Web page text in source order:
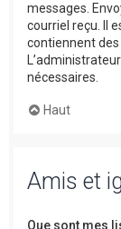
messages.
courriel reçu. Il
contiennent
nécessaires.
Haut
Amis et
Que sont mes